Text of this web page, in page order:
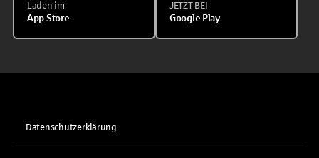
Laden im
App Store
JETZT BEI
Google Play
Datenschutzerklärung